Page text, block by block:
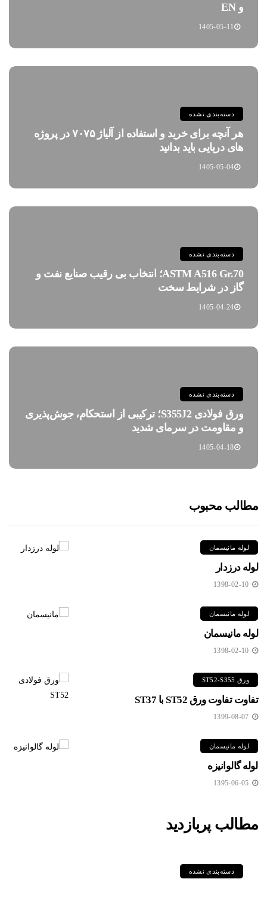
و EN
1405-05-11
دسته‌بندی نشده
هر آنچه برای خرید و استفاده از آلیاژ ۷۰۷۵ در پروژه
های دریایی باید بدانید
1405-05-04
دسته‌بندی نشده
ASTM A516 Gr.70؛ انتخاب بی رقیب صنایع نفت و
گاز در شرایط سخت
1405-04-24
دسته‌بندی نشده
ورق فولادی S355J2؛ ترکیبی از استحکام، جوش‌پذیری
و مقاومت در سرمای شدید
1405-04-18
مطالب محبوب
لوله مانیسمان
لوله درزدار
1398-02-10
لوله مانیسمان
لوله مانیسمان
1398-02-10
ورق ST52-S355
تفاوت تفاوت ورق ST52 با ST37
1399-08-07
لوله مانیسمان
لوله گالوانیزه
1395-06-05
مطالب پربازدید
دسته‌بندی نشده